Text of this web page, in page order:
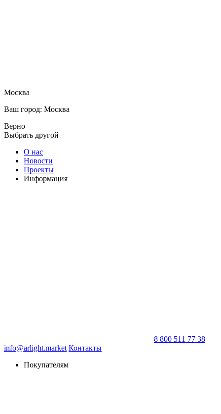
Москва
Ваш город: Москва
Верно
Выбрать другой
О нас
Новости
Проекты
Информация
8 800 511 77 38
info@arlight.market Контакты
Покупателям